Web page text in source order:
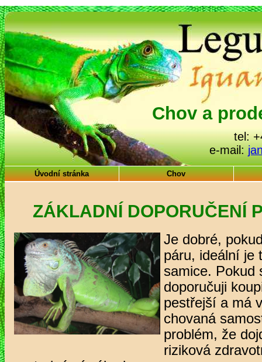
Chov a
tel:
e-mail:
Úvodní stránka Chov
ZÁKLADNÍ DOPORUČENÍ
Je dobré,
páru, ideální je
samice. Pokud
doporučuji
pestřejší a má
chovaná
problém, že
riziková